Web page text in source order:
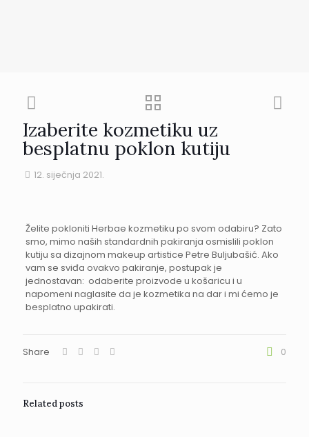
Izaberite kozmetiku uz
besplatnu poklon kutiju
12. siječnja 2021.
Želite pokloniti Herbae kozmetiku po svom odabiru? Zato
smo, mimo naših standardnih pakiranja osmislili poklon
kutiju sa dizajnom makeup artistice Petre Buljubašić. Ako
vam se sviđa ovakvo pakiranje, postupak je
jednostavan: odaberite proizvode u košaricu i u
napomeni naglasite da je kozmetika na dar i mi ćemo je
besplatno upakirati.
Share 0
Related posts